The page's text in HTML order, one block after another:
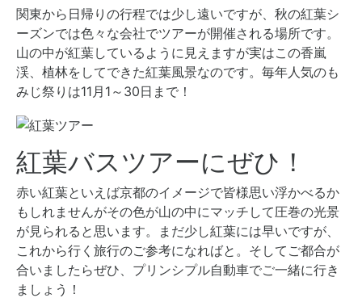
関東から日帰りの行程では少し遠いですが、秋の紅葉シ
ーズンでは色々な会社でツアーが開催される場所です。
山の中が紅葉しているように見えますが実はこの香嵐
渓、植林をしてできた紅葉風景なのです。毎年人気のも
みじ祭りは11月1～30日まで！
紅葉バスツアーにぜひ！
赤い紅葉といえば京都のイメージで皆様思い浮かべるか
もしれませんがその色が山の中にマッチして圧巻の光景
が見られると思います。まだ少し紅葉には早いですが、
これから行く旅行のご参考になればと。そしてご都合が
合いましたらぜひ、プリンシプル自動車でご一緒に行き
ましょう！